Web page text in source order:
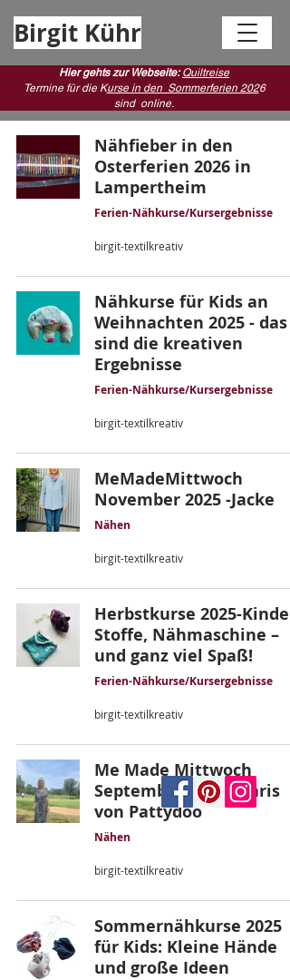
Birgit Kühr
Hier gehts zur Webseite:Quiltreise
Termine für die Kurse in den Sommerferien 2026
sind online.
Nähfieber in den
Osterferien 2026 in
Lampertheim
Ferien-Nähkurse/Kursergebnisse
birgit-textilkreativ
Nähkurse für Kids an
Weihnachten 2025 - das
sind die kreativen
Ergebnisse
Ferien-Nähkurse/Kursergebnisse
birgit-textilkreativ
MeMadeMittwoch
November 2025 -Jacke
Nähen
birgit-textilkreativ
Herbstkurse 2025-Kinder,
Stoffe, Nähmaschine –
und ganz viel Spaß!
Ferien-Nähkurse/Kursergebnisse
birgit-textilkreativ
Me Made Mittwoch
September 2025 - Paris
von Pattydoo
Nähen
birgit-textilkreativ
Sommernähkurse 2025
für Kids: Kleine Hände
und große Ideen